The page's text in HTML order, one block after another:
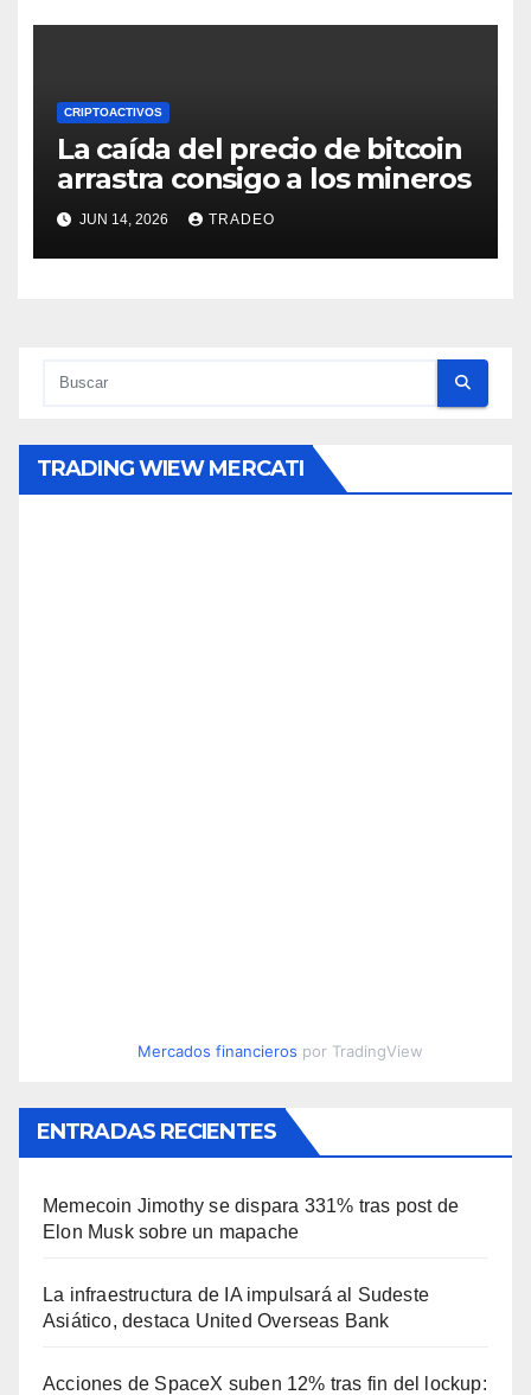
CRIPTOACTIVOS
La caída del precio de bitcoin
arrastra consigo a los mineros
JUN 14, 2026 TRADEO
TRADING WIEW MERCATI
Mercados financieros por TradingView
ENTRADAS RECIENTES
Memecoin Jimothy se dispara 331% tras post de
Elon Musk sobre un mapache
La infraestructura de IA impulsará al Sudeste
Asiático, destaca United Overseas Bank
Acciones de SpaceX suben 12% tras fin del lockup: